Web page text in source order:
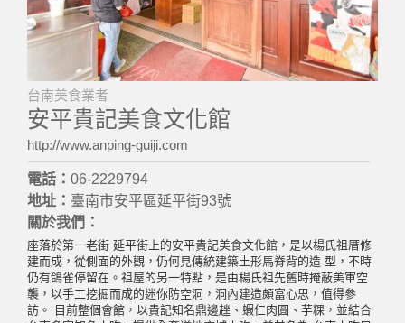
台南美食業者
安平貴記美食文化館
http://www.anping-guiji.com
電話： 06-2229794
地址： 臺南市安平區延平街93號
關於我們：
座落於第一老街 延平街上的安平貴記美食文化館，是以楊氏祖厝修
建而成，從側面的外觀，仍何見傳統建築土形馬脊背的造 型，不時
仍有鴿雀停留在。祖屋的另一特點，是由楊氏祖先舊時掩蔽美軍空
襲，以手工挖掘而成的迷你防空洞，洞內建造頗富心思，值得參
訪。 目前整個會館，以貴記知名鼎邊趖、蝦仁肉圓、芋粿，並結合